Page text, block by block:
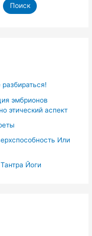
Поиск
эмбрионов
этический аспект
Или
Йоги